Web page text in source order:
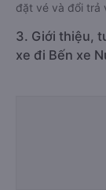
đặt vé và đổi trả
3. Giới thiệu,
xe đi Bến xe